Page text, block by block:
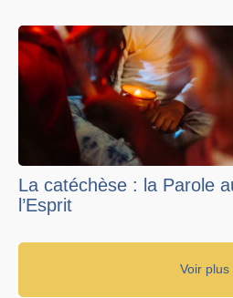
La catéchèse : la Parole
l’Esprit
Voir plus